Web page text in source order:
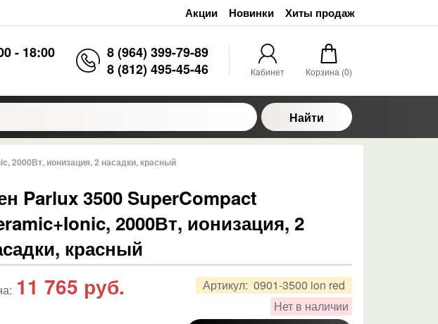
Акции Новинки Хиты продаж
- 18:00
8 (964) 399-79-89
8 (812) 495-45-46
Кабинет Корзина (0)
Найти
2000Вт, ионизация, 2 насадки, красный
Parlux 3500 SuperCompact
2000Вт, ионизация, 2
красный
Артикул: 0901-3500 ion red
Нет в наличии
11 765 руб.